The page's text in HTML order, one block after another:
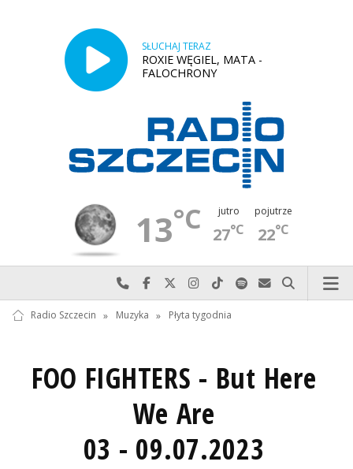
SŁUCHAJ TERAZ
ROXIE WĘGIEL, MATA -
FALOCHRONY
13°C jutro
27°C
pojutrze
22°C
Najlepiej po prostu do nas zadzwoń
Odwiedź nas na Facebook-u
Odwiedź nas na X
Odwiedź nas na Instagram-ie
Odwiedź nas na TikTok-u
Szukaj nas na Spotify
Wyślij do nas
Szukaj
Radio Szczecin » Muzyka » Płyta tygodnia
FOO FIGHTERS - But Here
We Are
03 - 09.07.2023